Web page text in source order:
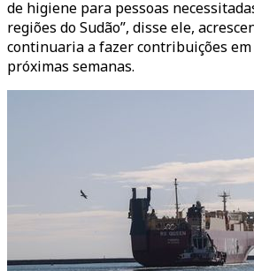
de higiene para pessoas
regiões do Sudão”, disse ele,
continuaria a fazer contribuições em
próximas semanas.